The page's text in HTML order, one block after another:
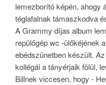
lemezborító képén, ahogy
téglafalnak támaszkodva
A Grammy díjas album
repülőgép wc -ülőkéjének
ebédszünetben készült.
kollégái a tányérjaik fölül,
Billnek viccesen, hogy -